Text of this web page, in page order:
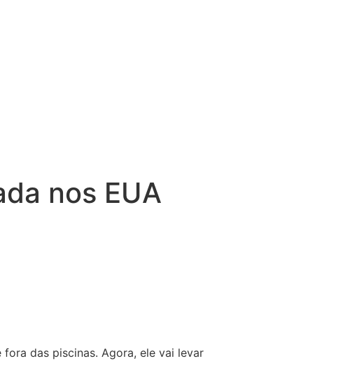
nos EUA
das piscinas. Agora, ele vai levar